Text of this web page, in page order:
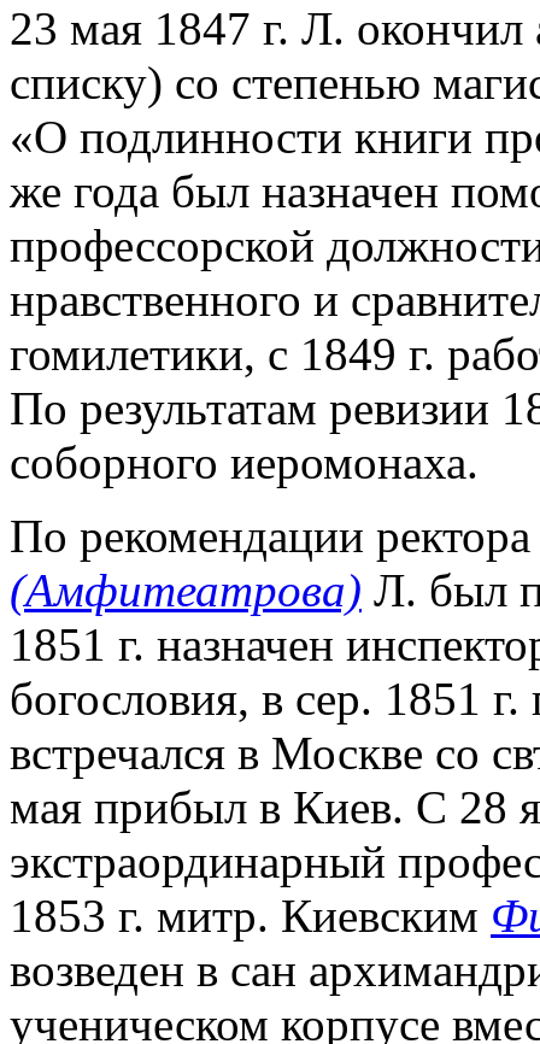
23 мая 1847 г. Л.
списку) со степенью
«О подлинности книги
же года был назначен
профессорской
нравственного и
гомилетики, с 1849 г.
По результатам ревизии
соборного иеромонаха.
По рекомендации
(Амфитеатрова) Л. был
1851 г. назначен
богословия, в сер. 1851
встречался в Москве со
мая прибыл в Киев. С 28
экстраординарный
1853 г. митр. Киевским
возведен в сан
ученическом корпусе